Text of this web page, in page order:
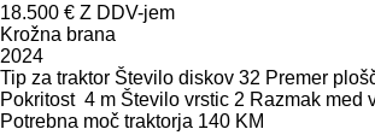
18.500 € Z DDV-jem
Krožna brana
2024
Tip za traktor Število diskov 32 Premer
Pokritost 4 m Število vrstic 2 Razmak med
Potrebna moč traktorja 140 KM